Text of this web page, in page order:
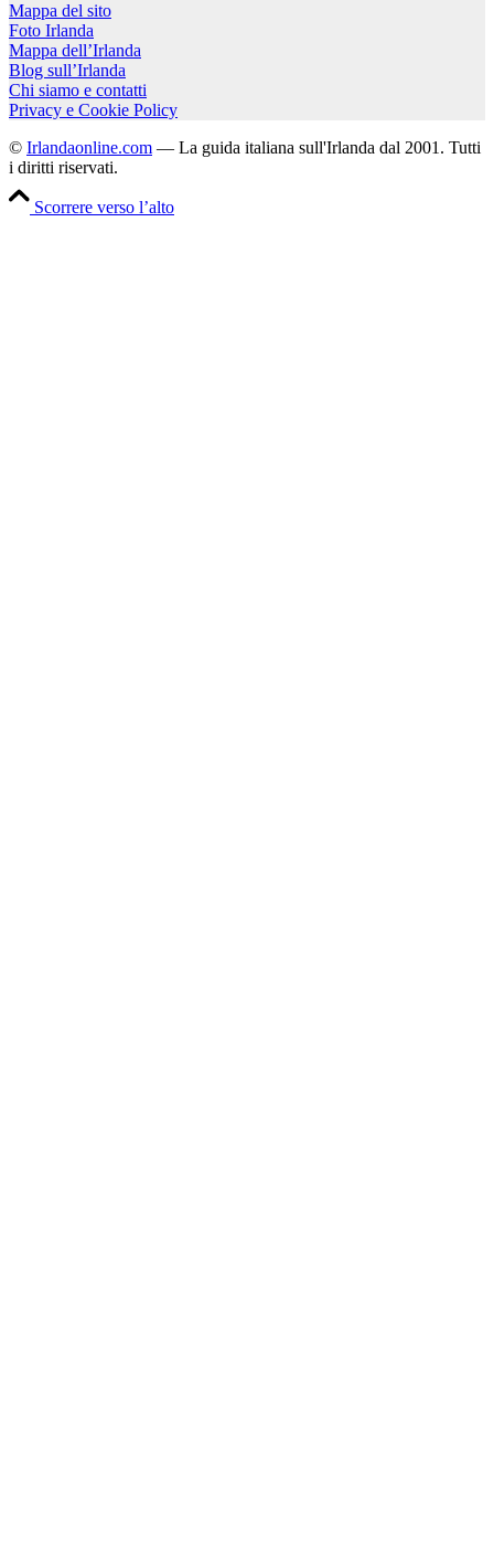
Mappa del sito
Foto Irlanda
Mappa dell’Irlanda
Blog sull’Irlanda
Chi siamo e contatti
Privacy e Cookie Policy
© Irlandaonline.com — La guida italiana sull'Irlanda dal 2001. Tutti
i diritti riservati.
Scorrere verso l’alto